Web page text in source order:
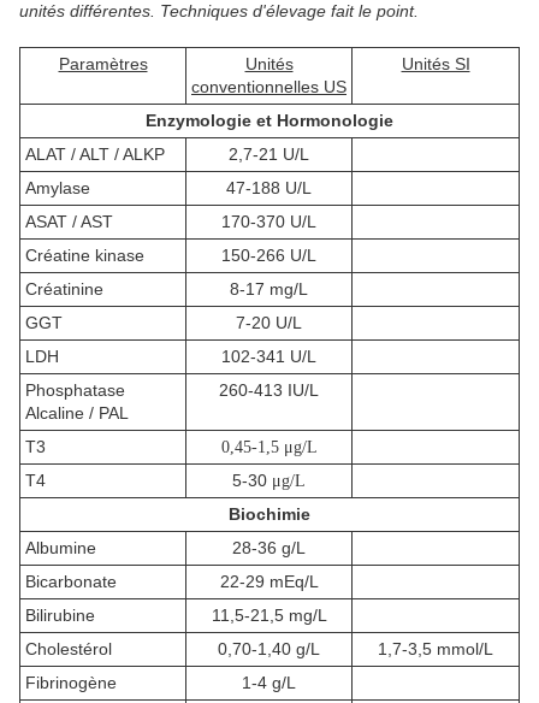
unités différentes. Techniques d'élevage fait le point.
Paramètres
Unités
conventionnelles US
Unités SI
Enzymologie et Hormonologie
ALAT / ALT / ALKP
2,7-21 U/L
Amylase
47-188 U/L
ASAT / AST
170-370 U/L
Créatine kinase
150-266 U/L
Créatinine
8-17 mg/L
GGT
7-20 U/L
LDH
102-341 U/L
Phosphatase
Alcaline / PAL
260-413 IU/L
T3 0,45-1,5 μg/L
T4 5-30 μg/L
Biochimie
Albumine
28-36 g/L
Bicarbonate
22-29 mEq/L
Bilirubine
11,5-21,5 mg/L
Cholestérol
0,70-1,40 g/L
1,7-3,5 mmol/L
Fibrinogène
1-4 g/L